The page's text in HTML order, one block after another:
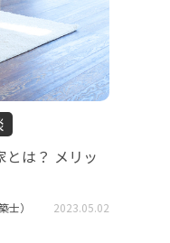
とは？ メリッ
） 2023.05.02